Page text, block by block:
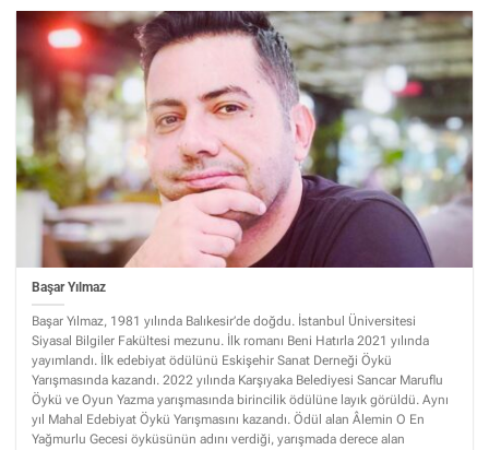
Başar Yılmaz
Başar Yılmaz, 1981 yılında Balıkesir’de doğdu. İstanbul Üniversitesi
Siyasal Bilgiler Fakültesi mezunu. İlk romanı Beni Hatırla 2021 yılında
yayımlandı. İlk edebiyat ödülünü Eskişehir Sanat Derneği Öykü
Yarışmasında kazandı. 2022 yılında Karşıyaka Belediyesi Sancar Maruflu
Öykü ve Oyun Yazma yarışmasında birincilik ödülüne layık görüldü. Aynı
yıl Mahal Edebiyat Öykü Yarışmasını kazandı. Ödül alan Âlemin O En
Yağmurlu Gecesi öyküsünün adını verdiği, yarışmada derece alan